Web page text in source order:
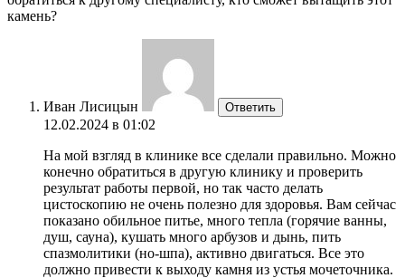
камень?
Иван Лисицын Ответить
12.02.2024 в 01:02
На мой взгляд в клинике все сделали правильно. Можно
конечно обратиться в другую клинику и проверить
результат работы первой, но так часто делать
цистоскопию не очень полезно для здоровья. Вам сейчас
показано обильное питье, много тепла (горячие ванны,
душ, сауна), кушать много арбузов и дынь, пить
спазмолитики (но-шпа), активно двигаться. Все это
должно привести к выходу камня из устья мочеточника.